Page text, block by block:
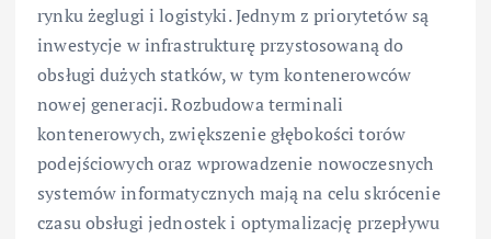
rynku żeglugi i logistyki. Jednym z priorytetów są
inwestycje w infrastrukturę przystosowaną do
obsługi dużych statków, w tym kontenerowców
nowej generacji. Rozbudowa terminali
kontenerowych, zwiększenie głębokości torów
podejściowych oraz wprowadzenie nowoczesnych
systemów informatycznych mają na celu skrócenie
czasu obsługi jednostek i optymalizację przepływu